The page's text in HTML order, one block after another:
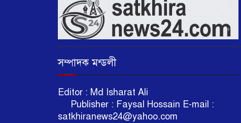
সম্পাদক মন্ডলী
Editor : Md Isharat Ali
Publisher : Faysal Hossain E-mail :
satkhiranews24@yahoo.com